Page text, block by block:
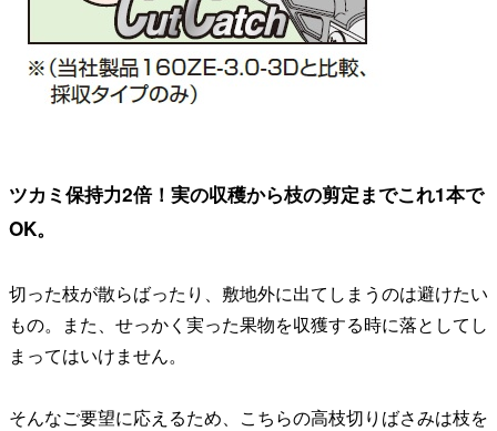
ツカミ保持力2倍！実の収穫から枝の剪定までこれ1本で
OK。
切った枝が散らばったり、敷地外に出てしまうのは避けたい
もの。また、せっかく実った果物を収獲する時に落としてし
まってはいけません。
そんなご要望に応えるため、こちらの高枝切りばさみは枝を